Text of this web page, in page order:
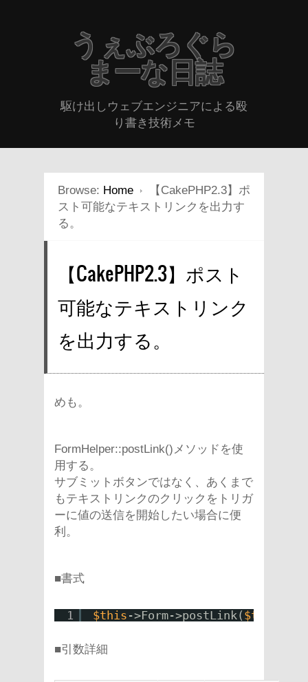
うぇぶろぐら
まーな日誌
駆け出しウェブエンジニアによる殴
り書き技術メモ
Browse: Home
【CakePHP2.3】ポ
スト可能なテキストリンクを出力す
る。
【CakePHP2.3】ポスト
可能なテキストリンク
を出力する。
めも。
FormHelper::postLink()メソッドを使
用する。
サブミットボタンではなく、あくまで
もテキストリンクのクリックをトリガ
ーに値の送信を開始したい場合に便
利。
■書式
1 $this ->Form->postLink( $title
■引数詳細